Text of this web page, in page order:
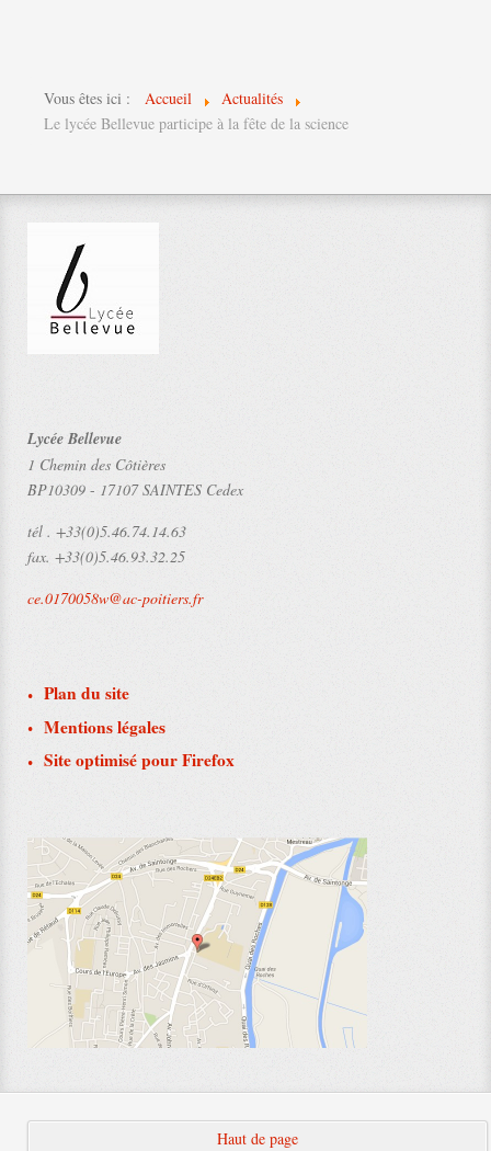
Vous êtes ici : Accueil
Actualités
Le lycée Bellevue participe à la fête de la science
Lycée Bellevue
1 Chemin des Côtières
BP10309 - 17107 SAINTES Cedex
tél . +33(0)5.46.74.14.63
fax. +33(0)5.46.93.32.25
ce.0170058w@ac-poitiers.fr
Plan du site
Mentions légales
Site optimisé pour Firefox
Haut de page